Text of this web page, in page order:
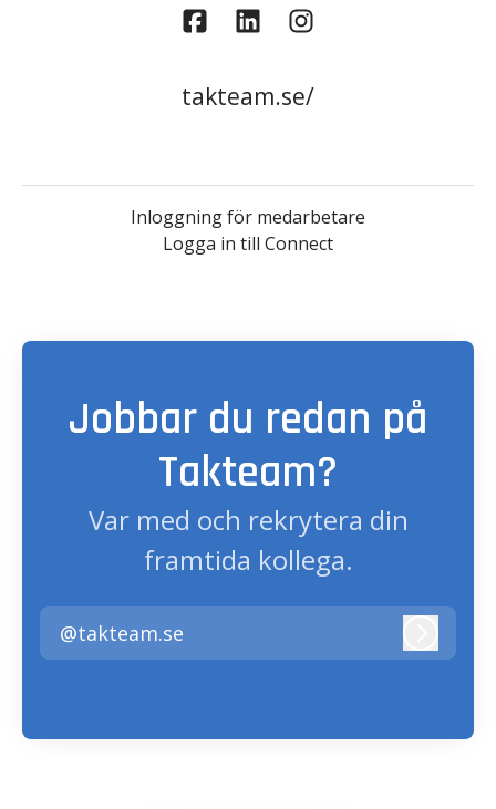
takteam.se/
Inloggning för medarbetare
Logga in till Connect
Jobbar du redan på
Takteam?
Var med och rekrytera din
framtida kollega.
@takteam.se